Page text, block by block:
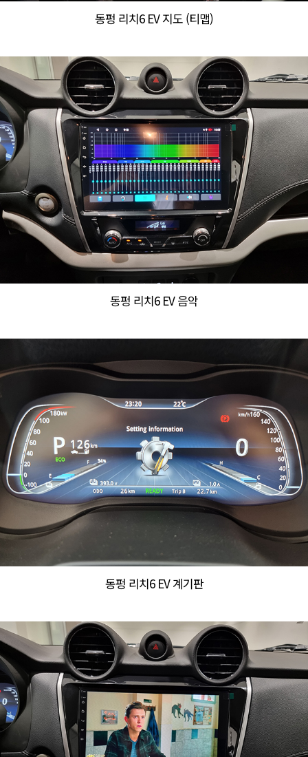
동펑 리치6 EV 지도 (티맵)
동펑 리치6 EV 음악
동펑 리치6 EV 계기판